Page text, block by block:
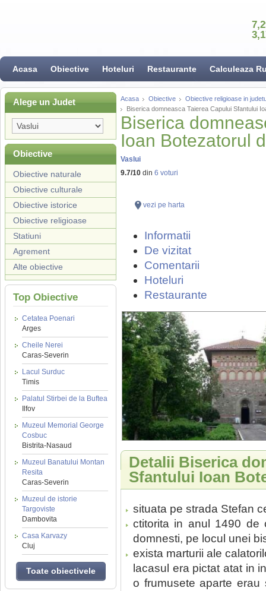
Acasa Obiective Hoteluri Restaurante Calculeaza
Alege un Judet
Obiective
Obiective naturale
Obiective culturale
Obiective istorice
Obiective religioase
Statiuni
Agrement
Alte obiective
Top Obiective
Cetatea Poenari
Arges
Cheile Nerei
Caras-Severin
Lacul Surduc
Timis
Palatul Stirbei de la Buftea
Ilfov
Muzeul Memorial George
Cosbuc
Bistrita-Nasaud
Muzeul Banatului Montan
Resita
Caras-Severin
Muzeul de istorie
Targoviste
Dambovita
Casa Karvazy
Cluj
Toate obiectivele
Acasa Obiective
Obiective religioase in
Biserica domneasca Taierea Capului Sfantului
Biserica
Ioan Botezatorul
Vaslui
9.7/10 din 6 voturi
vezi pe harta
Informatii
De vizitat
Comentarii
Hoteluri
Restaurante
Detalii Biserica
Sfantului Ioan
situata pe strada Stefan
ctitorita in anul 1490 de
domnesti, pe locul unei
exista marturii ale
lacasul era pictat atat in
o frumusete aparte